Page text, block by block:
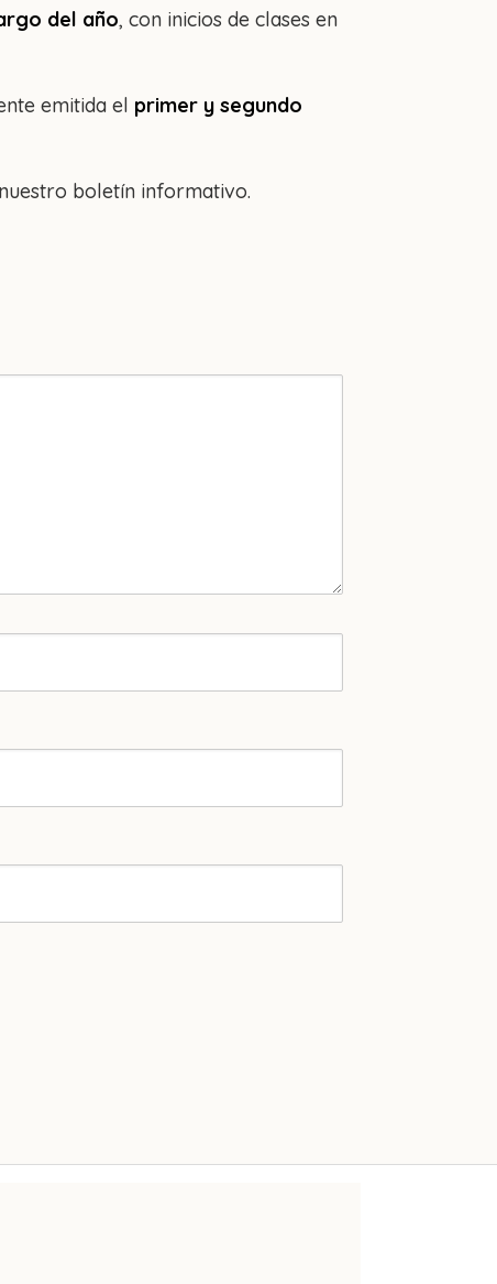
del año, con inicios de clases en
emitida el primer y segundo
boletín informativo.